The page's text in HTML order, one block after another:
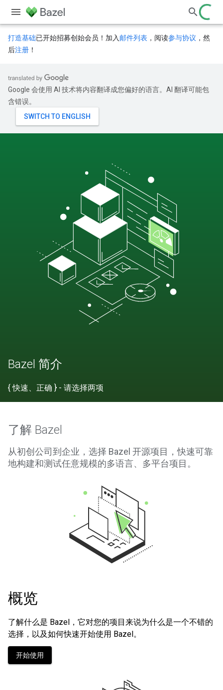
打造基础已开始招募创始会员！加入 邮件列表 ，阅读参与协议 ，然
后注册 ！
Google 会使用 AI 技术将内容翻译成您偏好的语言。AI 翻译可能包
含错误。
Bazel 简介
{ 快速、正确 } - 请选择两项
了解 Bazel
从初创公司到企业，选择 Bazel 开源项目，快速可靠
地构建和测试任意规模的多语言、多平台项目。
概览
了解什么是 Bazel，它对您的项目来说为什么是一个不错的
选择，以及如何快速开始使用 Bazel。
开始使用